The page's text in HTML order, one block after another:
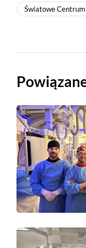
Światowe Centrum